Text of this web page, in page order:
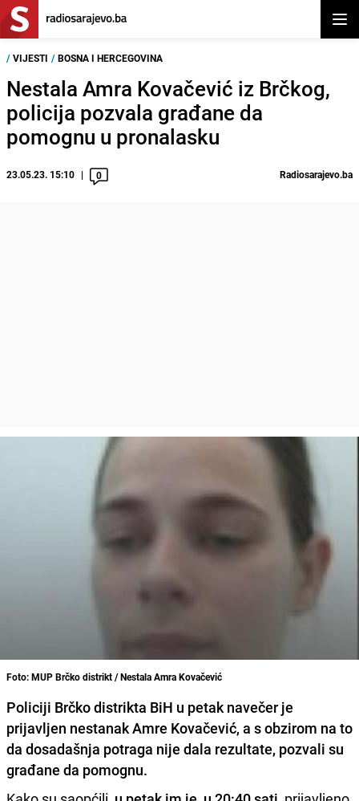
/ VIJESTI / BOSNA I HERCEGOVINA
Nestala Amra Kovačević iz Brčkog,
policija pozvala građane da
pomognu u pronalasku
23.05.23. 15:10 0 Radiosarajevo.ba
Foto: MUP Brčko distrikt / Nestala Amra Kovačević
Policiji Brčko distrikta BiH u petak navečer je
prijavljen nestanak Amre Kovačević, a s obzirom na to
da dosadašnja potraga nije dala rezultate, pozvali su
građane da pomognu.